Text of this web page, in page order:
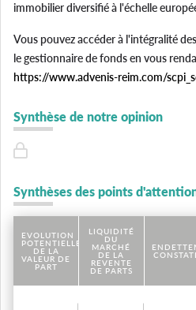
immobilier diversifié à l'échelle
Vous pouvez accéder à l'intégralité
le gestionnaire de fonds en vous
https://www.advenis-reim.com/
Synthèse de notre opinion
Synthèses des points
EVOLUTION
POTENTIELLE
DE LA
VALEUR DE
PART
LIQUIDITÉ
DU
MARCHÉ
DE LA
REVENTE
DE PARTS